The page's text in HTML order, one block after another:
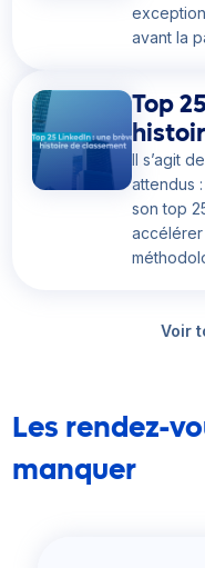
avant la
Top
Il s’agit
attendus
son top
accélérer
Voir
Les rendez-
manquer